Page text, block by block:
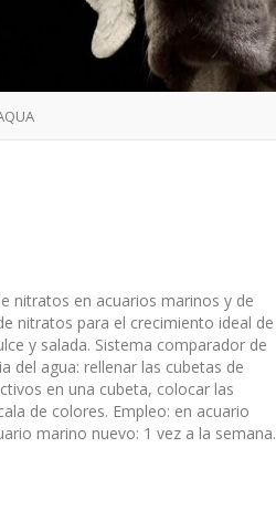
nitratos en acuarios marinos y de
nitratos para el crecimiento ideal de
y salada. Sistema comparador de
del agua: rellenar las cubetas de
en una cubeta, colocar las
de colores. Empleo: en acuario
marino nuevo: 1 vez a la semana.